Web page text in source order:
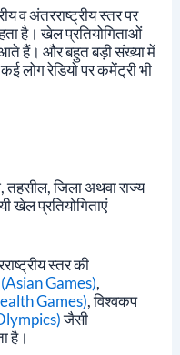
व अंतरराष्ट्रीय स्तर पर
है। खेल प्रतियोगिताओं
हैं। और बहुत बड़ी संख्या में
लोग रेडियो पर कमेंट्री भी
जिला अथवा राज्य
खेल प्रतियोगिताएं
स्तर की
Games),
Games), विश्वकप
जैसी
है।